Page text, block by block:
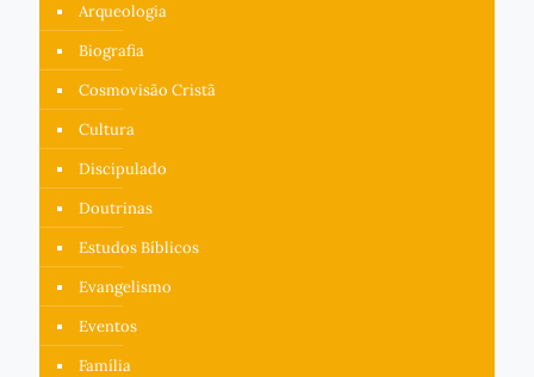
Arqueologia
Biografia
Cosmovisão Cristã
Cultura
Discipulado
Doutrinas
Estudos Bíblicos
Evangelismo
Eventos
Família